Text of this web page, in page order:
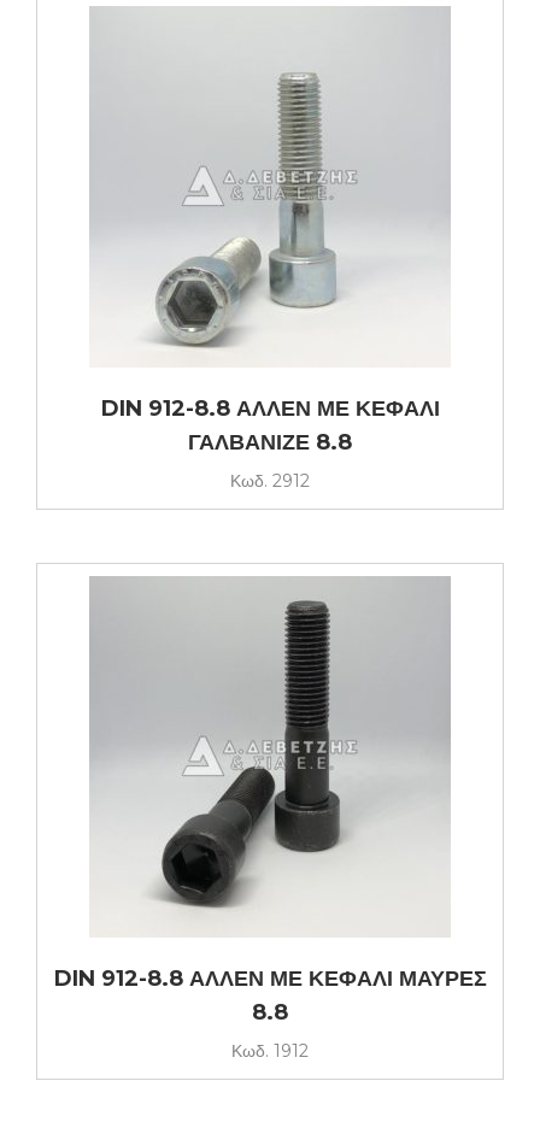
DIN 912-8.8 ΑΛΛΕΝ ΜΕ ΚΕΦΑΛΙ
ΓΑΛΒΑΝΙΖΕ 8.8
Κωδ. 2912
DIN 912-8.8 ΑΛΛΕΝ ΜΕ ΚΕΦΑΛΙ ΜΑΥΡΕΣ
8.8
Κωδ. 1912